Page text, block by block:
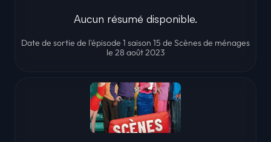
Aucun résumé disponible.
Date de sortie de l'épisode 1 saison 15 de Scènes de ménages
le 28 août 2023